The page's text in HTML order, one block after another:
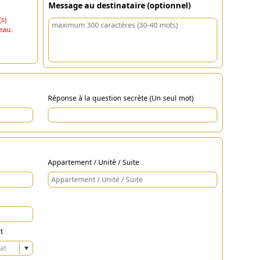
Message au destinataire (optionnel)
Réponse à la question secrète (Un seul mot)
Appartement / Unité / Suite